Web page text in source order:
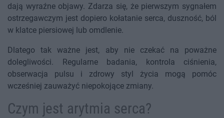
dają wyraźne objawy. Zdarza się, że pierwszym sygnałem
ostrzegawczym jest dopiero kołatanie serca, duszność, ból
w klatce piersiowej lub omdlenie.
Dlatego tak ważne jest, aby nie czekać na poważne
dolegliwości. Regularne badania, kontrola ciśnienia,
obserwacja pulsu i zdrowy styl życia mogą pomóc
wcześniej zauważyć niepokojące zmiany.
Czym jest arytmia serca?